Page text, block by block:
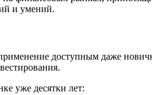
и умений.
доступным даже
уже десятки лет: